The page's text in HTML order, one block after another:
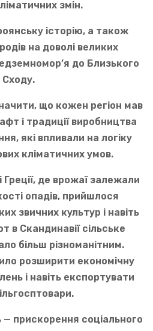
змін.
історію, а також
на доволі великих
до Близького
Сходу.
що кожен регіон мав
і традиції виробництва
які впливали на логіку
кліматичних умов.
Греції, де врожаї залежали
опадів, прийшлося
звичних культур і навіть
в Скандинавії сільське
більш різноманітним.
розширити економічну
і навіть експортувати
прискорення соціального